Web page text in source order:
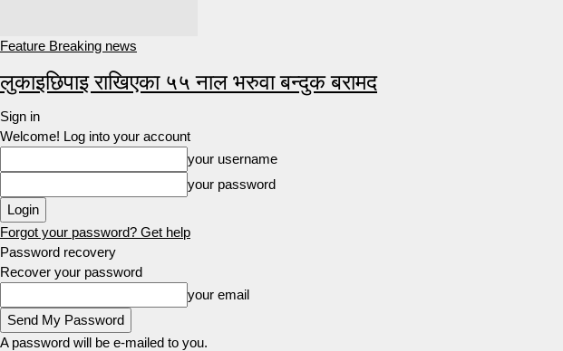
Feature Breaking news
लुकाइछिपाइ राखिएका ५५ नाल भरुवा बन्दुक बरामद
Sign in
Welcome! Log into your account
your username
your password
Forgot your password? Get help
Password recovery
Recover your password
your email
A password will be e-mailed to you.